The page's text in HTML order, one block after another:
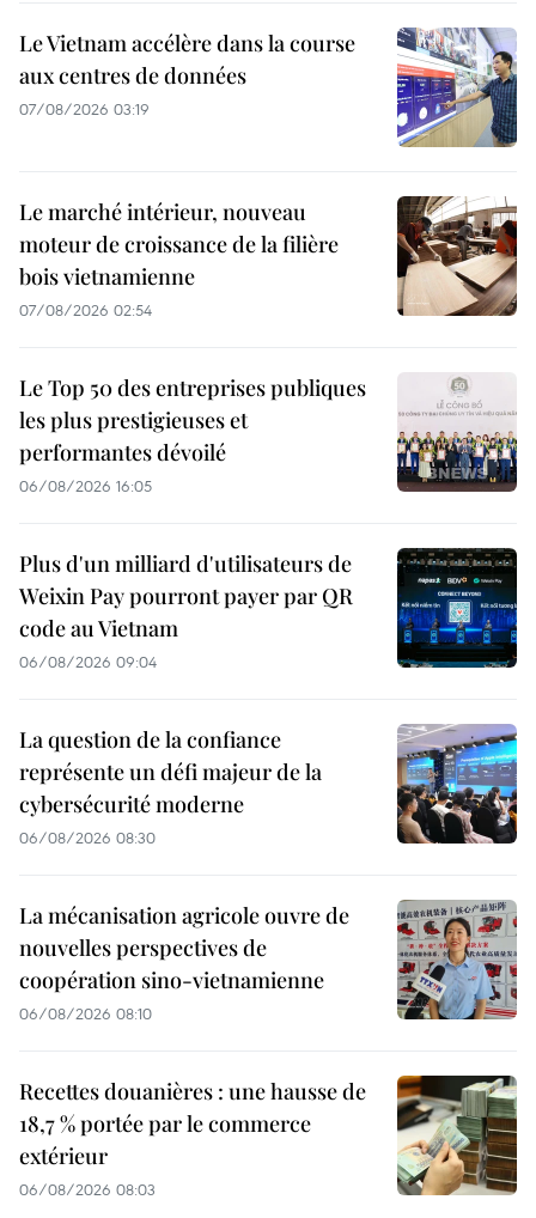
Le Vietnam accélère dans la course
aux centres de données
07/08/2026 03:19
Le marché intérieur, nouveau
moteur de croissance de la filière
bois vietnamienne
07/08/2026 02:54
Le Top 50 des entreprises publiques
les plus prestigieuses et
performantes dévoilé
06/08/2026 16:05
Plus d'un milliard d'utilisateurs de
Weixin Pay pourront payer par QR
code au Vietnam
06/08/2026 09:04
La question de la confiance
représente un défi majeur de la
cybersécurité moderne
06/08/2026 08:30
La mécanisation agricole ouvre de
nouvelles perspectives de
coopération sino-vietnamienne
06/08/2026 08:10
Recettes douanières : une hausse de
18,7 % portée par le commerce
extérieur
06/08/2026 08:03